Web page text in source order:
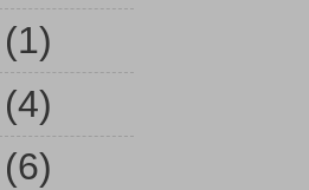
(1)
(4)
(6)